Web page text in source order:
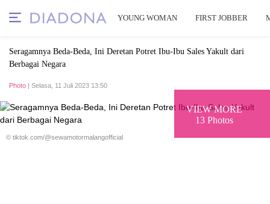
YOUNG WOMAN FIRST JOBBER
Seragamnya Beda-Beda, Ini Deretan Potret Ibu-Ibu Sales Yakult dari
Berbagai Negara
Photo | Selasa, 11 Juli 2023 13:50
VIEW MORE
13 Photos
© tiktok.com/@sewamotormalangofficial